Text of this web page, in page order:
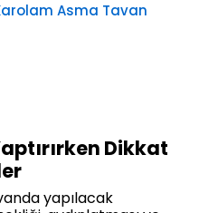
Asma Tavan
Dikkat
yapılacak